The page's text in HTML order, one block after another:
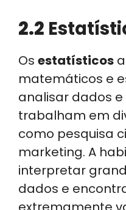
2.2
Os estatísticos
matemáticos e
analisar dados e
trabalham em
como pesquisa
marketing. A
interpretar
dados e